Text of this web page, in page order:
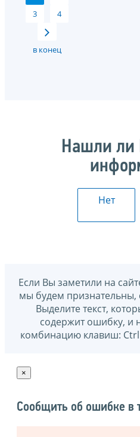
3
4
в конец
Нашли
Нет
Если Вы заметили на
мы будем
Выделите текст,
содержит ошибку, и
комбинацию клавиш:
×
Сообщить об ошибке в